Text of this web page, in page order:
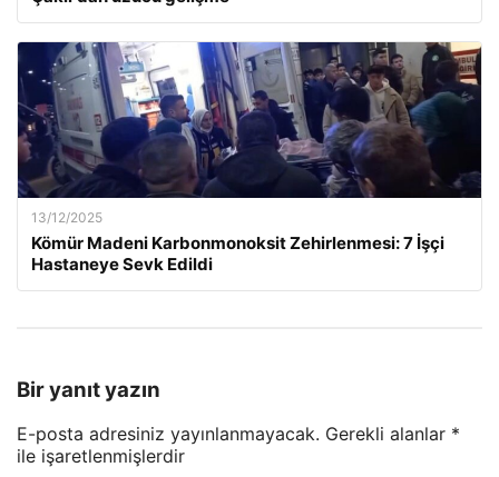
13/12/2025
Kömür Madeni Karbonmonoksit Zehirlenmesi: 7 İşçi
Hastaneye Sevk Edildi
Bir yanıt yazın
E-posta adresiniz yayınlanmayacak. Gerekli alanlar *
ile işaretlenmişlerdir